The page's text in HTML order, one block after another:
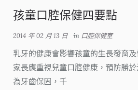
孩童口腔保健四要點
2014 年 02 月 13 日 in 口腔保健室
乳牙的健康會影響孩童的生長發育
家長應重視兒童口腔健康，預防勝
為牙齒保固，千